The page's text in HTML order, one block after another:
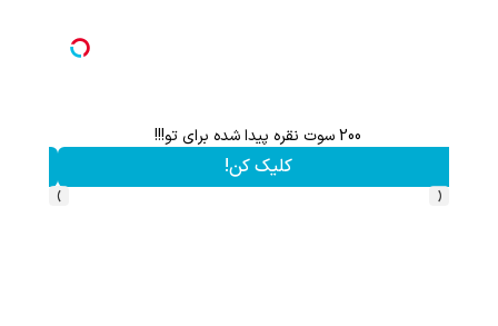
هم سرمایه گذاری میکنی هم نقره هدیه میگیری ؛ثبت نام کن
کلیک کن!
‹
›